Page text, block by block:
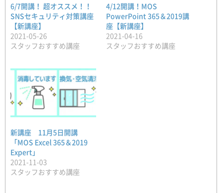
6/7開講！ 超オススメ！！
SNSセキュリティ対策講座
【新講座】
2021-05-26
スタッフおすすめ講座
4/12開講！MOS
PowerPoint 365＆2019講
座【新講座】
2021-04-16
スタッフおすすめ講座
新講座 11月5日開講
「MOS Excel 365＆2019
Expert」
2021-11-03
スタッフおすすめ講座